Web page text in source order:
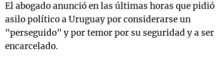
El abogado anunció en las últimas horas que pidió
asilo político a Uruguay por considerarse un
"perseguido" y por temor por su seguridad y a ser
encarcelado.